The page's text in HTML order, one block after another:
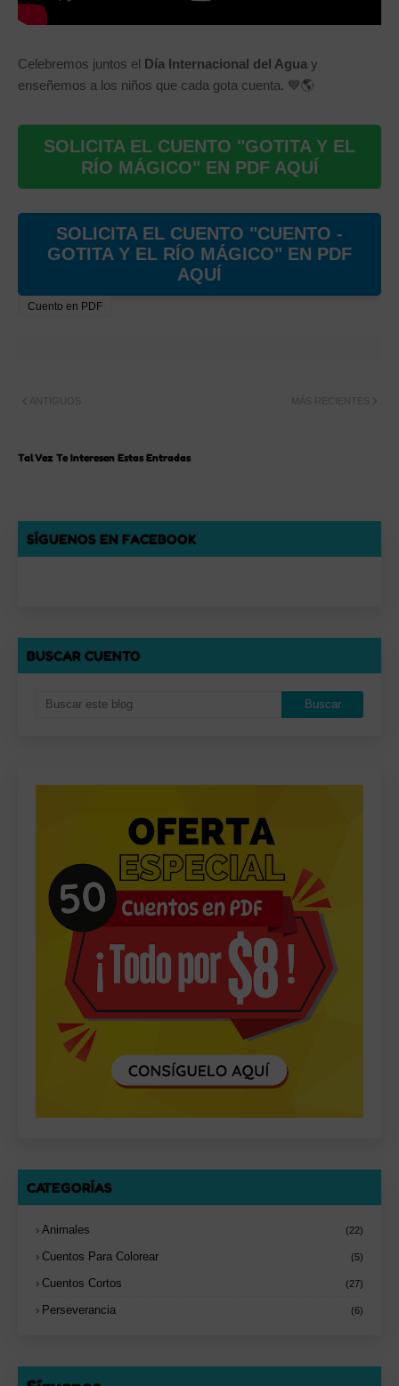
Celebremos juntos el Día Internacional del Agua y
enseñemos a los niños que cada gota cuenta. 💙🌎
SOLICITA EL CUENTO "GOTITA Y EL
RÍO MÁGICO" EN PDF AQUÍ
SOLICITA EL CUENTO "CUENTO -
GOTITA Y EL RÍO MÁGICO" EN PDF
AQUÍ
Cuento en PDF
MÁS RECIENTES
ANTIGUOS
Tal Vez Te Interesen Estas Entradas
SÍGUENOS EN FACEBOOK
BUSCAR CUENTO
CATEGORÍAS
Animales (22)
Cuentos Para Colorear (5)
Cuentos Cortos (27)
Perseverancia (6)